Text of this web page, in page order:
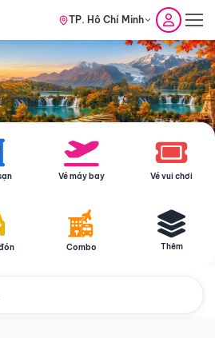
TP. Hồ Chí Minh
Vé máy bay Vé vui chơi
Combo Thêm